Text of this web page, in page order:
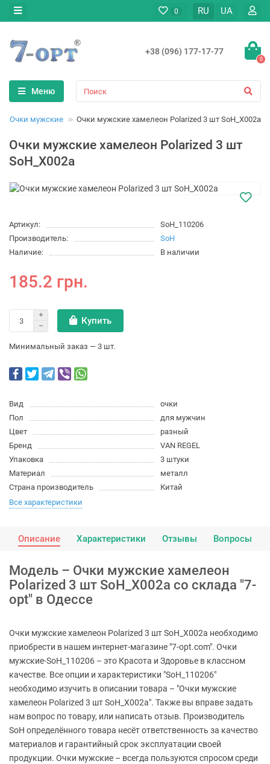
0 RU UA
+38 (096) 177-17-77
0
Меню
Очки мужские Очки мужские хамелеон Polarized 3 шт SoH_X002a
Очки мужские хамелеон Polarized 3 шт
SoH_X002a
Артикул:
SoH_110206
Производитель:
SoH
Наличие:
В наличии
185.2 грн.
Купить
Минимальный заказ — 3 шт.
Вид
очки
Пол
для мужчин
Цвет
разный
Бренд
VAN REGEL
Упаковка
3 штуки
Материал
металл
Страна производитель
Китай
Все характеристики
Описание Характеристики Отзывы Вопросы
Модель – Очки мужские хамелеон
Polarized 3 шт SoH_X002a со склада "7-
opt" в Одессе
Очки мужские хамелеон Polarized 3 шт SoH_X002a необходимо
приобрести в нашем интернет-магазине "7-opt.com". Очки
мужские-SoH_110206 – это Красота и Здоровье в классном
качестве. Все опции и характеристики "SoH_110206"
необходимо изучить в описании товара – "Очки мужские
хамелеон Polarized 3 шт SoH_X002a". Также вы вправе задать
нам вопрос по товару, или написать отзыв. Производитель
SoH определённого товара несёт ответственность за качество
материалов и гарантийный срок эксплуатации своей
продукции. Очки мужские – всегда пользуются спросом среди